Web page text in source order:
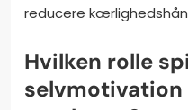
reducere
Hvilken rolle
selvmotivation